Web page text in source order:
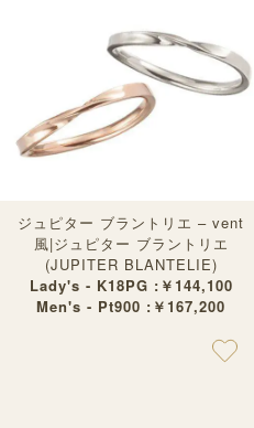
ジュピター ブラントリエ – vent
風|ジュピター ブラントリエ
(JUPITER BLANTELIE)
Lady's - K18PG :￥144,100
Men's - Pt900 :￥167,200